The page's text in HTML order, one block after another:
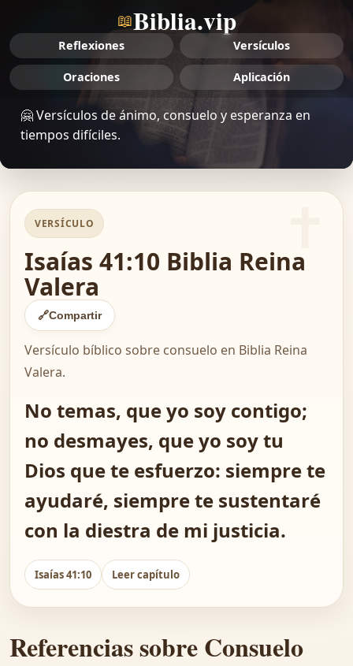
📖Biblia.vip
Reflexiones Versículos
Oraciones Aplicación
🤗 Versículos de ánimo, consuelo y esperanza en
tiempos difíciles.
VERSÍCULO
Isaías 41:10 Biblia Reina
Valera
🔗Compartir
Versículo bíblico sobre consuelo en Biblia Reina
Valera.
No temas, que yo soy contigo;
no desmayes, que yo soy tu
Dios que te esfuerzo: siempre te
ayudaré, siempre te sustentaré
con la diestra de mi justicia.
Isaías 41:10 Leer capítulo
Referencias sobre Consuelo